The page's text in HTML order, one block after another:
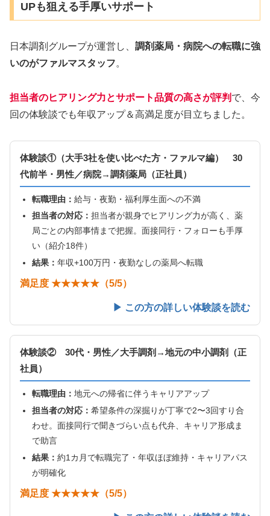
UPも狙える手厚いサポート
日本調剤グループが運営し、 調剤薬局・病院への転職に強
いのがファルマスタッフ。
担当者のヒアリング力とサポート品質の高さが評判 で、今
回の体験談でも年収アップ＆高満足度が目立ちました。
体験談①（大手3社を使い比べた方・ファルマ編） 30
代前半・男性／病院→調剤薬局（正社員）
転職理由： 給与・夜勤・福利厚生面への不満
担当者の対応： 担当者が親身でヒアリング力が高く、薬
局ごとの内部事情まで把握。面接同行・フォローも手厚
い（紹介18件）
結果： 年収+100万円・夜勤なしの薬局へ転職
満足度 ★★★★★（5/5）
▶ この方の詳しい体験談を読む
体験談② 30代・男性／大手調剤→地元の中小調剤（正
社員）
転職理由： 地元への帰省に伴うキャリアアップ
担当者の対応： 希望条件の深掘りが丁寧で2〜3回すり合
わせ。面接同行で聞きづらい点も代弁、キャリア形成ま
で助言
結果： 約1カ月で転職完了・年収ほぼ維持・キャリアパス
が明確化
満足度 ★★★★★（5/5）